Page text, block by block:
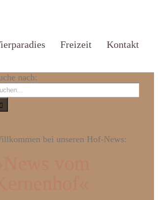
Freizeit Kontakt
nach:
bei unseren Hof-News: